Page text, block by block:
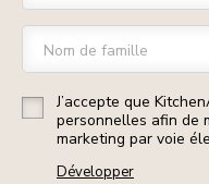
Nom de famille
J’accepte que
personnelles afin de
marketing par voie
Développer